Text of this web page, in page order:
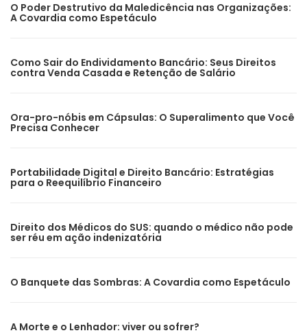
O Poder Destrutivo da Maledicência nas Organizações:
A Covardia como Espetáculo
Como Sair do Endividamento Bancário: Seus Direitos
contra Venda Casada e Retenção de Salário
Ora-pro-nóbis em Cápsulas: O Superalimento que Você
Precisa Conhecer
Portabilidade Digital e Direito Bancário: Estratégias
para o Reequilíbrio Financeiro
Direito dos Médicos do SUS: quando o médico não pode
ser réu em ação indenizatória
O Banquete das Sombras: A Covardia como Espetáculo
A Morte e o Lenhador: viver ou sofrer?